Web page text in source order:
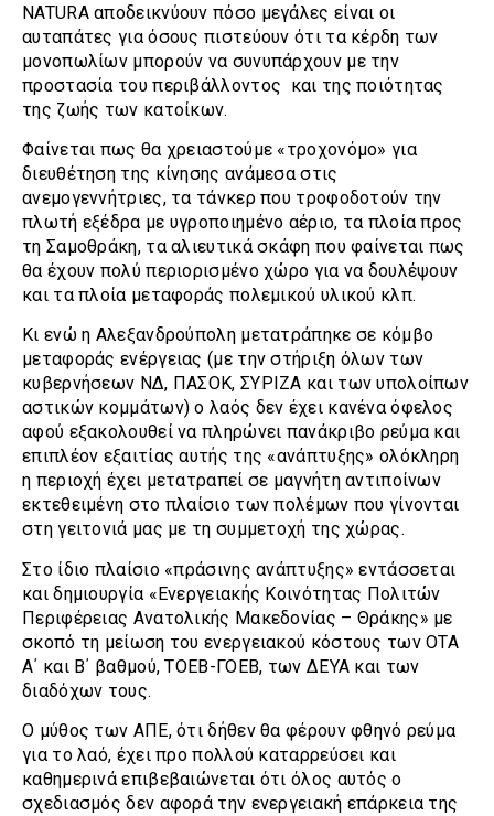
NATURA αποδεικνύουν πόσο μεγάλες είναι οι
αυταπάτες για όσους πιστεύουν ότι τα κέρδη των
μονοπωλίων μπορούν να συνυπάρχουν με την
προστασία του περιβάλλοντος και της ποιότητας
της ζωής των κατοίκων.
Φαίνεται πως θα χρειαστούμε «τροχονόμο» για
διευθέτηση της κίνησης ανάμεσα στις
ανεμογεννήτριες, τα τάνκερ που τροφοδοτούν την
πλωτή εξέδρα με υγροποιημένο αέριο, τα πλοία προς
τη Σαμοθράκη, τα αλιευτικά σκάφη που φαίνεται πως
θα έχουν πολύ περιορισμένο χώρο για να δουλέψουν
και τα πλοία μεταφοράς πολεμικού υλικού κλπ.
Κι ενώ η Αλεξανδρούπολη μετατράπηκε σε κόμβο
μεταφοράς ενέργειας (με την στήριξη όλων των
κυβερνήσεων ΝΔ, ΠΑΣΟΚ, ΣΥΡΙΖΑ και των υπολοίπων
αστικών κομμάτων) ο λαός δεν έχει κανένα όφελος
αφού εξακολουθεί να πληρώνει πανάκριβο ρεύμα και
επιπλέον εξαιτίας αυτής της «ανάπτυξης» ολόκληρη
η περιοχή έχει μετατραπεί σε μαγνήτη αντιποίνων
εκτεθειμένη στο πλαίσιο των πολέμων που γίνονται
στη γειτονιά μας με τη συμμετοχή της χώρας.
Στο ίδιο πλαίσιο «πράσινης ανάπτυξης» εντάσσεται
και δημιουργία «Ενεργειακής Κοινότητας Πολιτών
Περιφέρειας Ανατολικής Μακεδονίας – Θράκης» με
σκοπό τη μείωση του ενεργειακού κόστους των ΟΤΑ
Α΄ και Β΄ βαθμού, ΤΟΕΒ-ΓΟΕΒ, των ΔΕΥΑ και των
διαδόχων τους.
Ο μύθος των ΑΠΕ, ότι δήθεν θα φέρουν φθηνό ρεύμα
για το λαό, έχει προ πολλού καταρρεύσει και
καθημερινά επιβεβαιώνεται ότι όλος αυτός ο
σχεδιασμός δεν αφορά την ενεργειακή επάρκεια της